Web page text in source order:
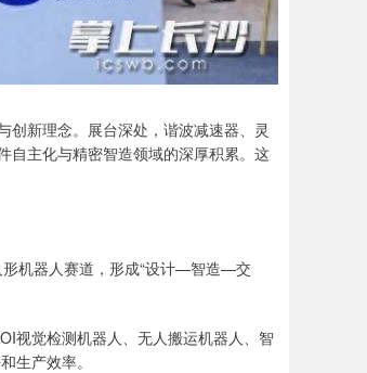
创新理念。展台深处，谐波减速器、灵
自主化与精密智造领域的深厚积累。这
形机器人赛道，形成“设计—智造—交
视觉检测机器人、无人搬运机器人、智
生产效率。